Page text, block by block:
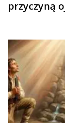
przyczyną